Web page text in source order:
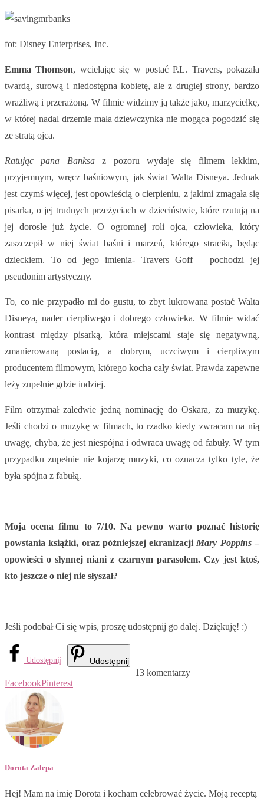
fot: Disney Enterprises, Inc.
Emma Thomson, wcielając się w postać P.L. Travers, pokazała
twardą, surową i niedostępna kobietę, ale z drugiej strony, bardzo
wrażliwą i przerażoną. W filmie widzimy ją także jako, marzycielkę,
w której nadal drzemie mała dziewczynka nie mogąca pogodzić się
ze stratą ojca.
Ratując pana Banksaz pozoru wydaje się filmem lekkim,
przyjemnym, wręcz baśniowym, jak świat Walta Disneya. Jednak
jest czymś więcej, jest opowieścią o cierpieniu, z jakimi zmagała się
pisarka, o jej trudnych przeżyciach w dzieciństwie, które rzutują na
jej dorosłe już życie. O ogromnej roli ojca, człowieka, który
zaszczepił w niej świat baśni i marzeń, którego straciła, będąc
dzieckiem. To od jego imienia- Travers Goff – pochodzi jej
pseudonim artystyczny.
To, co nie przypadło mi do gustu, to zbyt lukrowana postać Walta
Disneya, nader cierpliwego i dobrego człowieka. W filmie widać
kontrast między pisarką, która miejscami staje się negatywną,
zmanierowaną postacią, a dobrym, uczciwym i cierpliwym
producentem filmowym, którego kocha cały świat. Prawda zapewne
leży zupełnie gdzie indziej.
Film otrzymał zaledwie jedną nominację do Oskara, za muzykę.
Jeśli chodzi o muzykę w filmach, to rzadko kiedy zwracam na nią
uwagę, chyba, że jest niespójna i odwraca uwagę od fabuły. W tym
przypadku zupełnie nie kojarzę muzyki, co oznacza tylko tyle, że
była spójna z fabułą.
Moja ocena filmu to 7/10. Na pewno warto poznać historię
powstania książki, oraz późniejszej ekranizacji Mary Poppins–
opowieści osłynnej niani z czarnym parasolem. Czy jest ktoś,
kto jeszcze o niej nie słyszał?
Jeśli podobał Ci się wpis, proszę udostępnij go dalej. Dziękuję! :)
Udostępnij Udostępnij
13 komentarzy
FacebookPinterest
Dorota Zalepa
Hej! Mam na imię Dorota i kocham celebrować życie. Moją receptą